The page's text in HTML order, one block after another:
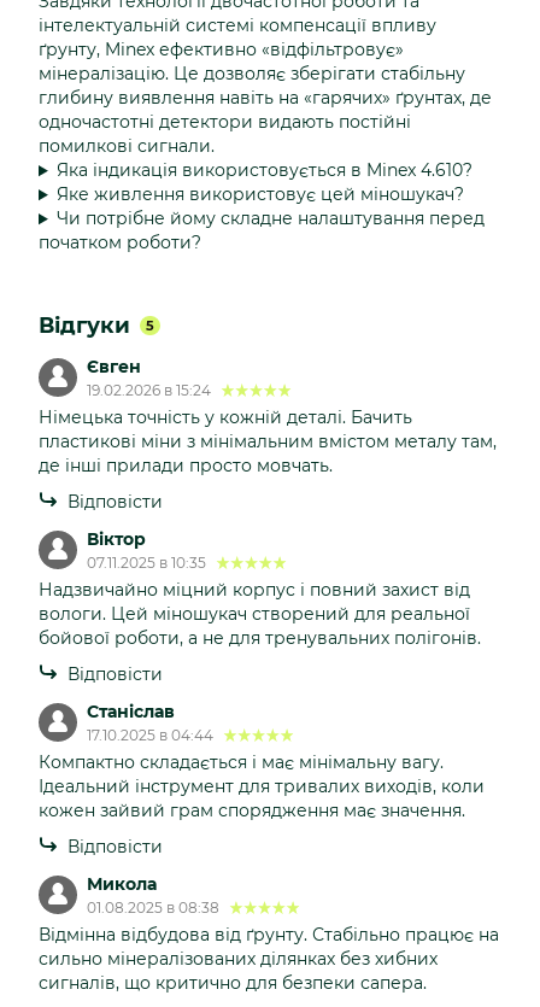
інтелектуальній системі компенсації впливу
ґрунту, Minex ефективно «відфільтровує»
мінералізацію. Це дозволяє зберігати стабільну
глибину виявлення навіть на «гарячих» ґрунтах, де
одночастотні детектори видають постійні
помилкові сигнали.
Яка індикація використовується в Minex 4.610?
Яке живлення використовує цей міношукач?
Чи потрібне йому складне налаштування перед
початком роботи?
Відгуки 5
Євген
19.02.2026 в 15:24
Німецька точність у кожній деталі. Бачить
пластикові міни з мінімальним вмістом металу там,
де інші прилади просто мовчать.
Відповісти
Віктор
07.11.2025 в 10:35
Надзвичайно міцний корпус і повний захист від
вологи. Цей міношукач створений для реальної
бойової роботи, а не для тренувальних полігонів.
Відповісти
Станіслав
17.10.2025 в 04:44
Компактно складається і має мінімальну вагу.
Ідеальний інструмент для тривалих виходів, коли
кожен зайвий грам спорядження має значення.
Відповісти
Микола
01.08.2025 в 08:38
Відмінна відбудова від ґрунту. Стабільно працює на
сильно мінералізованих ділянках без хибних
сигналів, що критично для безпеки сапера.